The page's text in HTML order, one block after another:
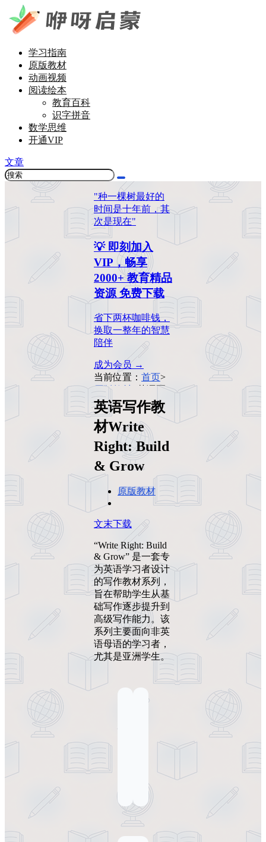
学习指南
原版教材
动画视频
阅读绘本
教育百科
识字拼音
数学思维
开通VIP
文章
"种一棵树最好的
时间是十年前，其
次是现在"
💡 即刻加入
VIP，畅享
2000+ 教育精品
资源 免费下载
省下两杯咖啡钱，
换取一整年的智慧
陪伴
成为会员 →
当前位置： 首页>
原版教材
英语写
作教材Write Right:
Build & Grow
英语写作教
材Write
Right: Build
& Grow
原版教材
文末下载
“Write Right: Build
& Grow” 是一套专
为英语学习者设计
的写作教材系列，
旨在帮助学生从基
础写作逐步提升到
高级写作能力。该
系列主要面向非英
语母语的学习者，
尤其是亚洲学生。